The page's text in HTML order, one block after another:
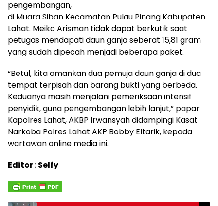
pengembangan,
di Muara Siban Kecamatan Pulau Pinang Kabupaten
Lahat. Meiko Arisman tidak dapat berkutik saat
petugas mendapati daun ganja seberat 15,81 gram
yang sudah dipecah menjadi beberapa paket.
“Betul, kita amankan dua pemuja daun ganja di dua
tempat terpisah dan barang bukti yang berbeda.
Keduanya masih menjalani pemeriksaan intensif
penyidik, guna pengembangan lebih lanjut,” papar
Kapolres Lahat, AKBP Irwansyah didampingi Kasat
Narkoba Polres Lahat AKP Bobby Eltarik, kepada
wartawan online media ini.
Editor : Selfy